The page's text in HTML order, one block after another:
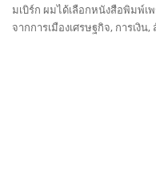
มเบิร์ก ผมได้เลือกหนังสือพิมพ์เ
จากการเมืองเศรษฐกิจ, การเงิน